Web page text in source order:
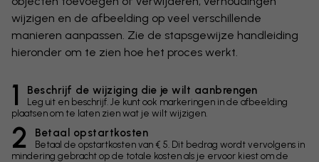
wijzigen en de afbeelding op veel verschillende
manieren aanpassen. Zie de stapsgewijze handleiding
hieronder om te zien hoe het proces werkt.
1 Beschrijf de wijziging die je wilt aanbrengen
Leg uit en beschrijf. Je kunt ook markeringen in de afbeelding
plaatsen om te laten zien wat je wilt wijzigen.
2 Betaal opstartkosten
Betaal de opstartkosten van € 5. Dit bedrag wordt vervolgens in
mindering gebracht op de totale kosten als je ervoor kiest om de